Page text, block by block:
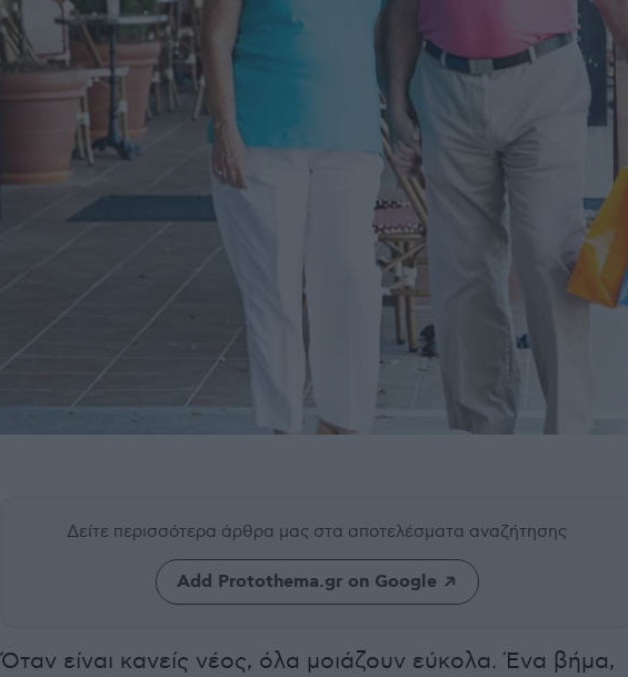
Δείτε περισσότερα άρθρα μας στα αποτελέσματα αναζήτησης
Add Protothema.gr on Google
Όταν είναι κανείς νέος, όλα μοιάζουν εύκολα. Ένα βήμα,